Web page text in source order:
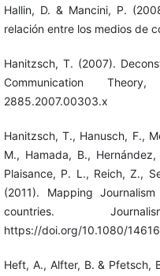
Hallin, D. & Mancini, P.
relación entre los medios de
Hanitzsch, T. (2007).
Communication
2885.2007.00303.x
Hanitzsch, T., Hanusch, F.,
M., Hamada, B.,
Plaisance, P. L., Reich, Z.,
(2011). Mapping
countries.
https://doi.org/10.1080/
Heft, A., Alfter, B. & Pfetsch,